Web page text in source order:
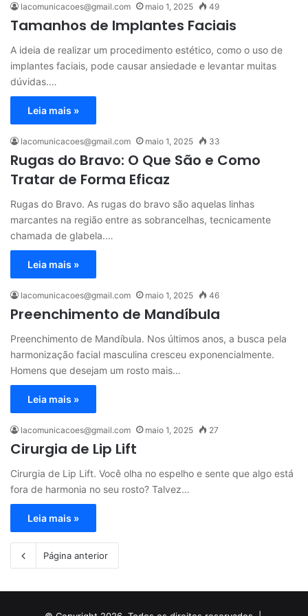
lacomunicacoes@gmail.com maio 1, 2025 49
Tamanhos de Implantes Faciais
A ideia de realizar um procedimento estético, como o uso de
implantes faciais, pode causar ansiedade e levantar muitas
dúvidas.…
Leia mais »
lacomunicacoes@gmail.com maio 1, 2025 33
Rugas do Bravo: O Que São e Como
Tratar de Forma Eficaz
Rugas do Bravo. As rugas do bravo são aquelas linhas
marcantes na região entre as sobrancelhas, tecnicamente
chamada de glabela.…
Leia mais »
lacomunicacoes@gmail.com maio 1, 2025 46
Preenchimento de Mandíbula
Preenchimento de Mandíbula. Nos últimos anos, a busca pela
harmonização facial masculina cresceu exponencialmente.
Homens que desejam um rosto mais…
Leia mais »
lacomunicacoes@gmail.com maio 1, 2025 27
Cirurgia de Lip Lift
Cirurgia de Lip Lift. Você olha no espelho e sente que algo está
fora de harmonia no seu rosto? Talvez…
Leia mais »
Página anterior